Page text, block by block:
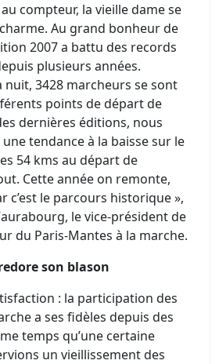
compteur, la vieille dame se
Au grand bonheur de
2007 a battu des records
plusieurs années.
nuit, 3428 marcheurs se sont
points de départ de
dernières éditions, nous
tendance à la baisse sur le
54 kms au départ de
Cette année on remonte,
c’est le parcours historique »,
le vice-président de
du Paris-Mantes à la marche.
son blason
: la participation des
a ses fidèles depuis des
temps qu’une certaine
un vieillissement des